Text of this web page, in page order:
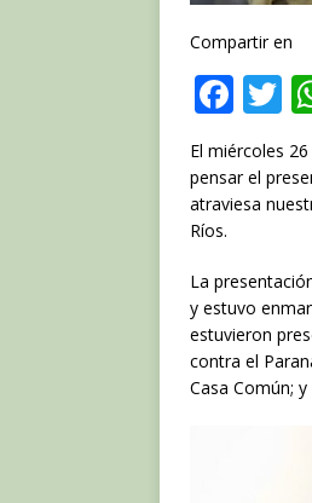
Compartir en
F
a
c
e
o
o
k
T
w
it
El miércoles
pensar el
atraviesa
Ríos.
La
y estuvo
estuvieron
contra el
Casa Común;